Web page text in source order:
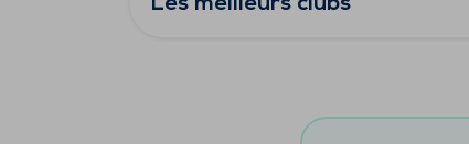
Les meilleurs clubs